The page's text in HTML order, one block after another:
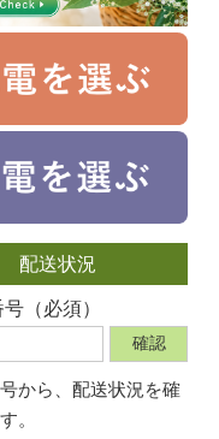
配送状況
（必須）
から、 配送状況を確
。